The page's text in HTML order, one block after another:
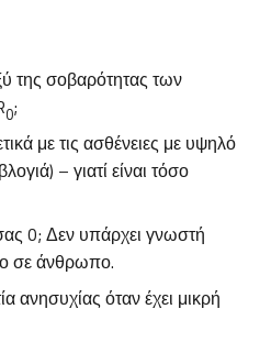
της σοβαρότητας των
0;
με τις ασθένειες με υψηλό
– γιατί είναι τόσο
0; Δεν υπάρχει γνωστή
σε άνθρωπο.
ανησυχίας όταν έχει μικρή